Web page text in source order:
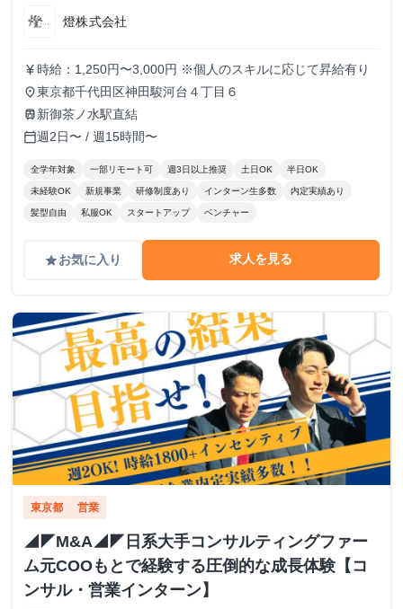
AIスタートアップ
燈株式会社
currency_yen 時給：1,250円〜3,000円 ※個人のスキルに応じて昇給有り
place東京都千代田区神田駿河台４丁目６
train 新御茶ノ水駅直結
calendar_today週2日〜 / 週15時間〜
全学年対象 一部リモート可 週3日以上推奨 土日OK 半日OK
未経験OK 新規事業 研修制度あり インターン生多数 内定実績あり
髪型自由 私服OK スタートアップ ベンチャー
gradeお気に入り 求人を見る
東京都 営業
◢◤M&A◢◤日系大手コンサルティングファー
ム元COOもとで経験する圧倒的な成長体験【コ
ンサル・営業インターン】